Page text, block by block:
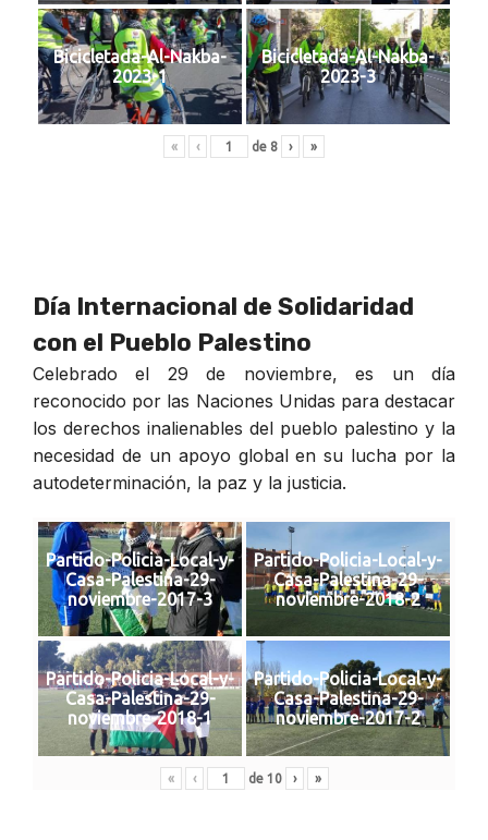
Bicicletada-Al-Nakba-
2023-1
Bicicletada-Al-Nakba-
2023-3
« ‹ de 8 › »
Día Internacional de Solidaridad
con el Pueblo Palestino
Celebrado el 29 de noviembre, es un día
reconocido por las Naciones Unidas para destacar
los derechos inalienables del pueblo palestino y la
necesidad de un apoyo global en su lucha por la
autodeterminación, la paz y la justicia.
Partido-Policia-Local-y-
Casa-Palestina-29-
noviembre-2017-3
Partido-Policia-Local-y-
Casa-Palestina-29-
noviembre-2018-2
Partido-Policia-Local-y-
Casa-Palestina-29-
noviembre-2018-1
Partido-Policia-Local-y-
Casa-Palestina-29-
noviembre-2017-2
« ‹ de 10 › »